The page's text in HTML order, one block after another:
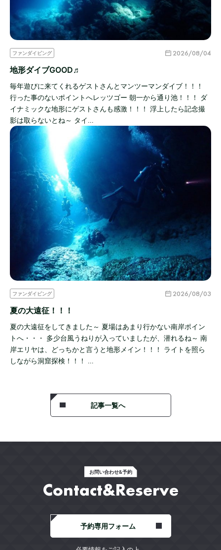
ファンダイビング 2026/08/04
地形ダイブGOOD♬
毎年遊びに来てくれるゲストさんとマンツーマンダイブ！！！
行った事のないポイントへレッツゴー 朝一から通り池！！！ ダ
イナミックな地形にゲストさんも感激！！！ 浮上したら記念撮
影は取らないとね～ タイ…
ファンダイビング 2026/08/03
夏の大遠征！！！
夏の大遠征をしてきました～ 夏場はあまり行かない南岸ポイン
トへ・・・ 多少台風うねりが入っていましたが、潜れるね～ 南
岸エリヤは、どっちかと言うと地形メイン！！！ ライトを照ら
しながら洞窟探検！！！ …
記事一覧へ
お問い合わせ&予約
Contact&Reserve
予約専用フォーム